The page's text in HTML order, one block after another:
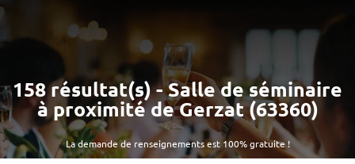
La demande de renseignements est 100% gratuite !
158 résultat(s) - Salle de séminaire
à proximité de Gerzat (63360)